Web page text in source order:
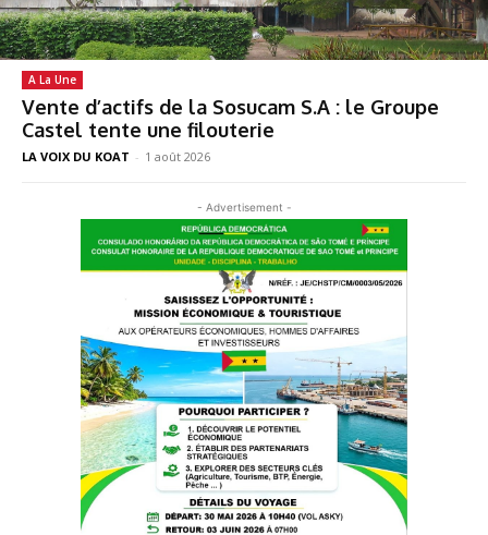
A La Une
Vente d’actifs de la Sosucam S.A : le Groupe
Castel tente une filouterie
LA VOIX DU KOAT - 1 août 2026
- Advertisement -